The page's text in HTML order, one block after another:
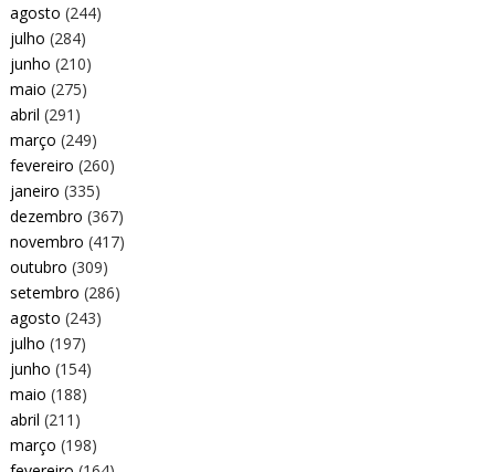
agosto (244)
julho (284)
junho (210)
maio (275)
abril (291)
março (249)
fevereiro (260)
janeiro (335)
dezembro (367)
novembro (417)
outubro (309)
setembro (286)
agosto (243)
julho (197)
junho (154)
maio (188)
abril (211)
março (198)